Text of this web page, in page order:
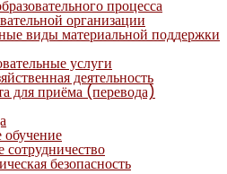
процесса
организации
виды материальной поддержки
услуги
деятельность
для приёма (перевода)
безопасность